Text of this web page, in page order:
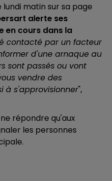
matin sur sa page
alerte ses
en cours dans la
contacté par un facteur
d'une arnaque au
sont passés ou vont
vendre des
à s'approvisionner",
répondre qu'aux
les personnes